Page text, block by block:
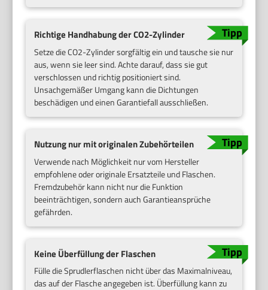
Richtige Handhabung der CO2-Zylinder
Setze die CO2-Zylinder sorgfältig ein und tausche sie nur
aus, wenn sie leer sind. Achte darauf, dass sie gut
verschlossen und richtig positioniert sind.
Unsachgemäßer Umgang kann die Dichtungen
beschädigen und einen Garantiefall ausschließen.
Nutzung nur mit originalen Zubehörteilen
Verwende nach Möglichkeit nur vom Hersteller
empfohlene oder originale Ersatzteile und Flaschen.
Fremdzubehör kann nicht nur die Funktion
beeinträchtigen, sondern auch Garantieansprüche
gefährden.
Keine Überfüllung der Flaschen
Fülle die Sprudlerflaschen nicht über das Maximalniveau,
das auf der Flasche angegeben ist. Überfüllung kann zu